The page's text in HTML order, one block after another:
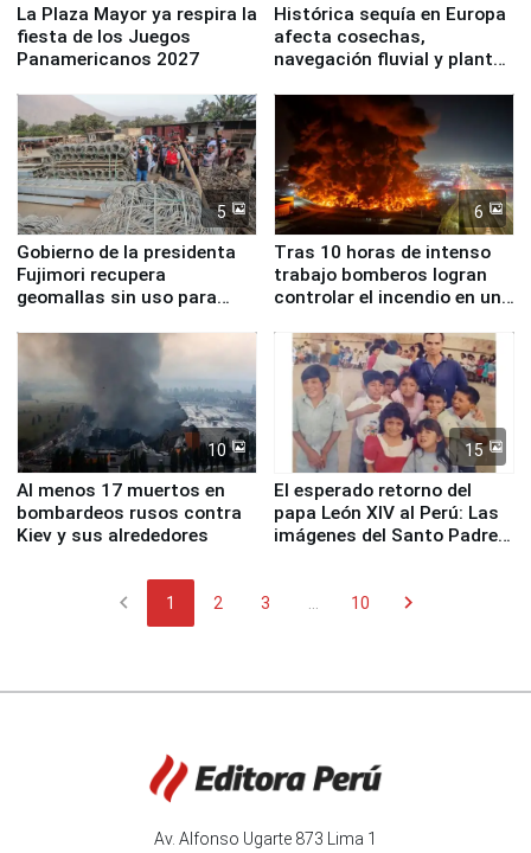
La Plaza Mayor ya respira la
fiesta de los Juegos
Panamericanos 2027
Histórica sequía en Europa
afecta cosechas,
navegación fluvial y plantas
5
Gobierno de la presidenta
Fujimori recupera
geomallas sin uso para
Fenómeno El Niño
6
Tras 10 horas de intenso
trabajo bomberos logran
controlar el incendio en una
de Chile
10
Al menos 17 muertos en
bombardeos rusos contra
Kiev y sus alrededores
15
El esperado retorno del
papa León XIV al Perú: Las
imágenes del Santo Padre
chevron_left 1 2 3 10 chevron_right
Av. Alfonso Ugarte 873 Lima 1